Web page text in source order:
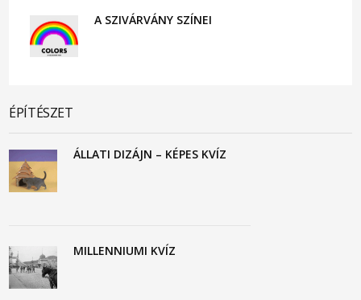
A SZIVÁRVÁNY SZÍNEI
ÉPÍTÉSZET
ÁLLATI DIZÁJN – KÉPES KVÍZ
MILLENNIUMI KVÍZ